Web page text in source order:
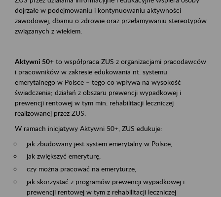
dojrzałe w podejmowaniu i kontynuowaniu aktywności
zawodowej, dbaniu o zdrowie oraz przełamywaniu stereotypów
związanych z wiekiem.
Aktywni 50+ to współpraca ZUS z organizacjami pracodawców
i pracowników w zakresie edukowania nt. systemu
emerytalnego w Polsce – tego co wpływa na wysokość
świadczenia; działań z obszaru prewencji wypadkowej i
prewencji rentowej w tym min. rehabilitacji leczniczej
realizowanej przez ZUS.
W ramach inicjatywy Aktywni 50+, ZUS edukuje:
jak zbudowany jest system emerytalny w Polsce,
jak zwiększyć emeryturę,
czy można pracować na emeryturze,
jak skorzystać z programów prewencji wypadkowej i
prewencji rentowej w tym z rehabilitacji leczniczej